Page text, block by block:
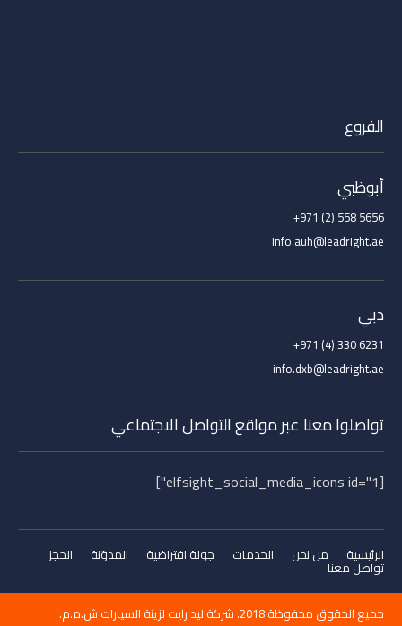
الفروع
أبوظبي
5656 558 (2) 971+
info.auh@leadright.ae
دبي
6231 330 (4) 971+
info.dxb@leadright.ae
تواصلوا معنا عبر مواقع التواصل الاجتماعي
[elfsight_social_media_icons id="1"]
الرئيسية من نحن الخدمات جولة افتراضية المدوّنة الحجز
تواصل معنا
جميع الحقوق محفوظة 2018. شركة ليد رايت لزينة السيارات ش.م.م.